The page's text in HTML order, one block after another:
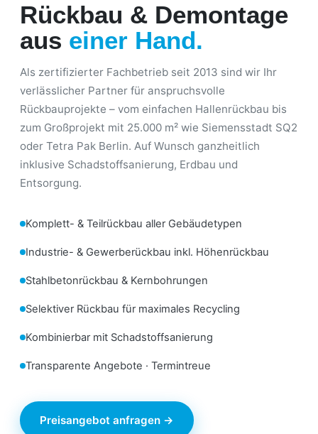
Rückbau & Demontage
aus einer Hand.
Als zertifizierter Fachbetrieb seit 2013 sind wir Ihr
verlässlicher Partner für anspruchsvolle
Rückbauprojekte – vom einfachen Hallenrückbau bis
zum Großprojekt mit 25.000 m² wie Siemensstadt SQ2
oder Tetra Pak Berlin. Auf Wunsch ganzheitlich
inklusive Schadstoffsanierung, Erdbau und
Entsorgung.
Komplett- & Teilrückbau aller Gebäudetypen
Industrie- & Gewerberückbau inkl. Höhenrückbau
Stahlbetonrückbau & Kernbohrungen
Selektiver Rückbau für maximales Recycling
Kombinierbar mit Schadstoffsanierung
Transparente Angebote · Termintreue
Preisangebot anfragen →